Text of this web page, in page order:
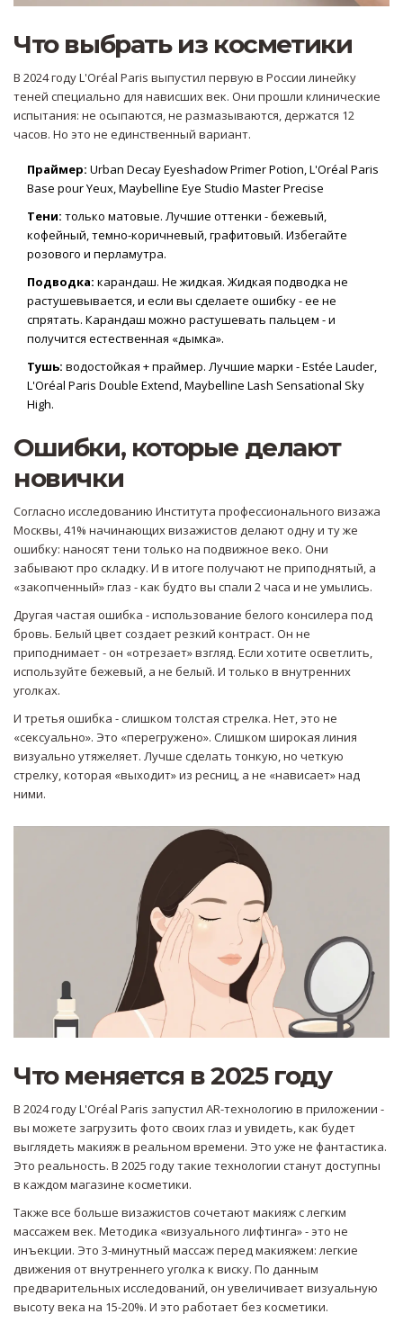
Что выбрать из косметики
В 2024 году L'Oréal Paris выпустил первую в России линейку
теней специально для нависших век. Они прошли клинические
испытания: не осыпаются, не размазываются, держатся 12
часов. Но это не единственный вариант.
Праймер: Urban Decay Eyeshadow Primer Potion, L'Oréal Paris
Base pour Yeux, Maybelline Eye Studio Master Precise
Тени: только матовые. Лучшие оттенки - бежевый,
кофейный, темно-коричневый, графитовый. Избегайте
розового и перламутра.
Подводка: карандаш. Не жидкая. Жидкая подводка не
растушевывается, и если вы сделаете ошибку - ее не
спрятать. Карандаш можно растушевать пальцем - и
получится естественная «дымка».
Тушь: водостойкая + праймер. Лучшие марки - Estée Lauder,
L'Oréal Paris Double Extend, Maybelline Lash Sensational Sky
High.
Ошибки, которые делают
новички
Согласно исследованию Института профессионального визажа
Москвы, 41% начинающих визажистов делают одну и ту же
ошибку: наносят тени только на подвижное веко. Они
забывают про складку. И в итоге получают не приподнятый, а
«закопченный» глаз - как будто вы спали 2 часа и не умылись.
Другая частая ошибка - использование белого консилера под
бровь. Белый цвет создает резкий контраст. Он не
приподнимает - он «отрезает» взгляд. Если хотите осветлить,
используйте бежевый, а не белый. И только в внутренних
уголках.
И третья ошибка - слишком толстая стрелка. Нет, это не
«сексуально». Это «перегружено». Слишком широкая линия
визуально утяжеляет. Лучше сделать тонкую, но четкую
стрелку, которая «выходит» из ресниц, а не «нависает» над
ними.
Что меняется в 2025 году
В 2024 году L'Oréal Paris запустил AR-технологию в приложении -
вы можете загрузить фото своих глаз и увидеть, как будет
выглядеть макияж в реальном времени. Это уже не фантастика.
Это реальность. В 2025 году такие технологии станут доступны
в каждом магазине косметики.
Также все больше визажистов сочетают макияж с легким
массажем век. Методика «визуального лифтинга» - это не
инъекции. Это 3-минутный массаж перед макияжем: легкие
движения от внутреннего уголка к виску. По данным
предварительных исследований, он увеличивает визуальную
высоту века на 15-20%. И это работает без косметики.